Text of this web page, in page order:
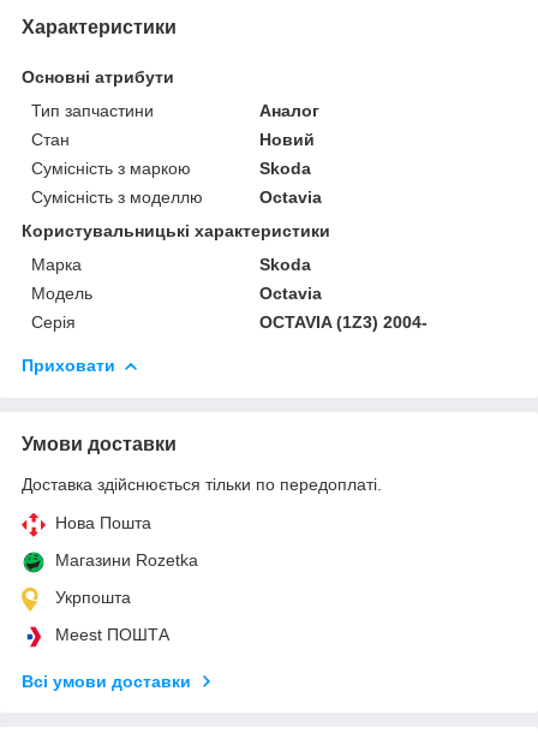
Характеристики
Основні атрибути
Тип запчастини
Аналог
Стан
Новий
Сумісність з маркою
Skoda
Сумісність з моделлю
Octavia
Користувальницькі характеристики
Марка
Skoda
Модель
Octavia
Серія
OCTAVIA (1Z3) 2004-
Приховати
Умови доставки
Доставка здійснюється тільки по передоплаті.
Нова Пошта
Магазини Rozetka
Укрпошта
Meest ПОШТА
Всі умови доставки